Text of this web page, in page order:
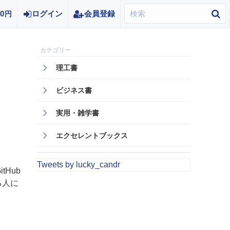
0 円 ログイン 会員登録
に
理工書
ビジネス書
実用・雑学書
エクセレントブックス
Tweets by lucky_candr